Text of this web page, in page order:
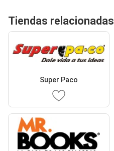
Tiendas relacionadas
Super Paco